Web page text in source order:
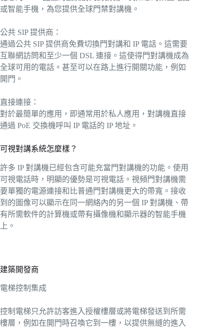
或智能手機，為您提供全球門禁對講機。
公共 SIP 提供商：
通過公共 SIP 提供商免費切換門對講和 IP 電話。這需要
互聯網訪問和至少一個 DSL 連接。這使得門對講機成為
全球可用的電話。甚至可以在路上進行開關功能，例如
開門。
直接連接：
對於最簡單的應用，即通常用於私人應用，對講機直接
通過 PoE 交換機呼叫 IP 電話的 IP 地址。
可視對講系統怎麼樣？
許多 IP 對講機已經包含可能充當門對講機的功能。使用
可視電話時，明顯的優勢是可視電話。視頻門對講機需
要單獨的電源連接和比普通門對講機更大的帶寬。接收
到的圖像可以顯示在同一網絡內的另一個 IP 對講機、帶
有所需軟件的計算機或帶有攝像機和顯示器的智能手機
上。
建築開發商
電梯控制集成
控制電梯只允許訪客進入授權樓層或將電梯發送到所需
樓層，例如在開門時召喚它到一樓，以提供無縫的進入